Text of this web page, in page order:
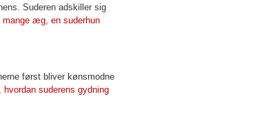
Suderen adskiller sig
æg, en suderhun
først bliver kønsmodne
suderens gydning